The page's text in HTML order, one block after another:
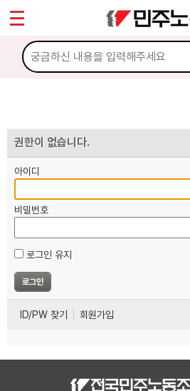
권한이 없습니다.
아이디
비밀번호
로그인 유지
ID/PW 찾기 회원가입
마이페이지
소개
노동상담
자료
부설기관
업무